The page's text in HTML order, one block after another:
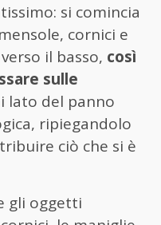
si comincia
cornici e
il basso, così
sulle
lato del panno
ripiegandolo
ciò che si è
gli oggetti